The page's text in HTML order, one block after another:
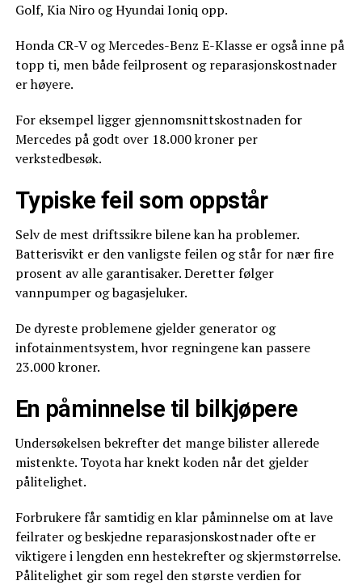
Golf, Kia Niro og Hyundai Ioniq opp.
Honda CR-V og Mercedes-Benz E-Klasse er også inne på
topp ti, men både feilprosent og reparasjonskostnader
er høyere.
For eksempel ligger gjennomsnittskostnaden for
Mercedes på godt over 18.000 kroner per
verkstedbesøk.
Typiske feil som oppstår
Selv de mest driftssikre bilene kan ha problemer.
Batterisvikt er den vanligste feilen og står for nær fire
prosent av alle garantisaker. Deretter følger
vannpumper og bagasjeluker.
De dyreste problemene gjelder generator og
infotainmentsystem, hvor regningene kan passere
23.000 kroner.
En påminnelse til bilkjøpere
Undersøkelsen bekrefter det mange bilister allerede
mistenkte. Toyota har knekt koden når det gjelder
pålitelighet.
Forbrukere får samtidig en klar påminnelse om at lave
feilrater og beskjedne reparasjonskostnader ofte er
viktigere i lengden enn hestekrefter og skjermstørrelse.
Pålitelighet gir som regel den største verdien for